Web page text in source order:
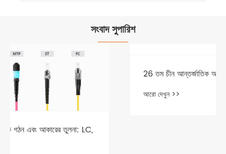
সংবাদ সুপারিশ
26 তম চীন আন্তর্জাতিক অপটোইলেক্ট্রনিক প্রদর্শনী
আরো দেখুন >>